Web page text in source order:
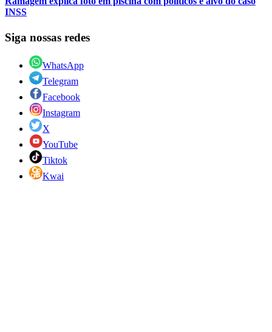
INSS
Siga nossas redes
WhatsApp
Telegram
Facebook
Instagram
X
YouTube
Tiktok
Kwai